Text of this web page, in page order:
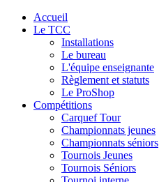
Accueil
Le TCC
Installations
Le bureau
L'équipe enseignante
Règlement et statuts
Le ProShop
Compétitions
Carquef Tour
Championnats jeunes
Championnats séniors
Tournois Jeunes
Tournois Séniors